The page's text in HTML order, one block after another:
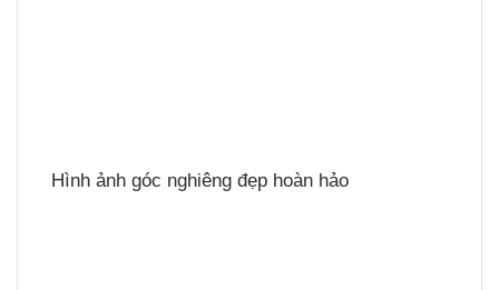
Hình ảnh góc nghiêng đẹp hoàn hảo